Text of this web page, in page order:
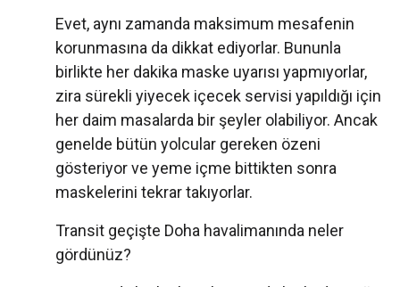
Evet, aynı zamanda maksimum mesafenin
korunmasına da dikkat ediyorlar. Bununla
birlikte her dakika maske uyarısı yapmıyorlar,
zira sürekli yiyecek içecek servisi yapıldığı için
her daim masalarda bir şeyler olabiliyor. Ancak
genelde bütün yolcular gereken özeni
gösteriyor ve yeme içme bittikten sonra
maskelerini tekrar takıyorlar.
Transit geçişte Doha havalimanında neler
gördünüz?